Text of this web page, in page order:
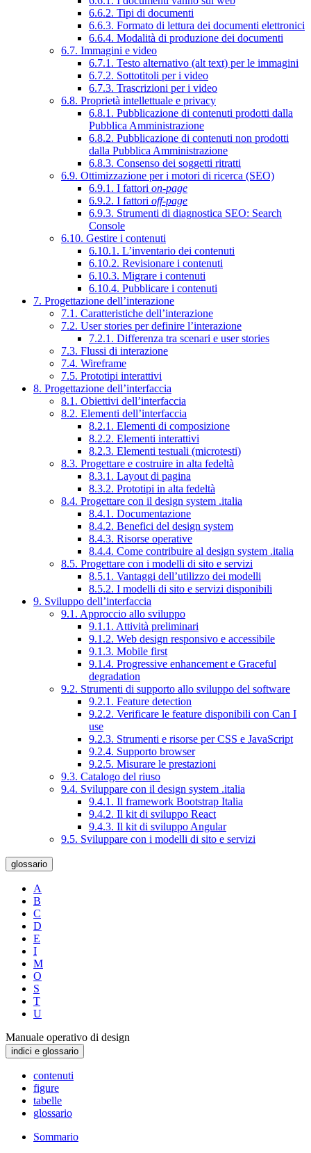
6.6.2. Tipi di documenti
6.6.3. Formato di lettura dei documenti elettronici
6.6.4. Modalità di produzione dei documenti
6.7. Immagini e video
6.7.1. Testo alternativo (alt text) per le immagini
6.7.2. Sottotitoli per i video
6.7.3. Trascrizioni per i video
6.8. Proprietà intellettuale e privacy
6.8.1. Pubblicazione di contenuti prodotti dalla
Pubblica Amministrazione
6.8.2. Pubblicazione di contenuti non prodotti
dalla Pubblica Amministrazione
6.8.3. Consenso dei soggetti ritratti
6.9. Ottimizzazione per i motori di ricerca (SEO)
6.9.1. I fattori on-page
6.9.2. I fattori off-page
6.9.3. Strumenti di diagnostica SEO: Search
Console
6.10. Gestire i contenuti
6.10.1. L’inventario dei contenuti
6.10.2. Revisionare i contenuti
6.10.3. Migrare i contenuti
6.10.4. Pubblicare i contenuti
7. Progettazione dell’interazione
7.1. Caratteristiche dell’interazione
7.2. User stories per definire l’interazione
7.2.1. Differenza tra scenari e user stories
7.3. Flussi di interazione
7.4. Wireframe
7.5. Prototipi interattivi
8. Progettazione dell’interfaccia
8.1. Obiettivi dell’interfaccia
8.2. Elementi dell’interfaccia
8.2.1. Elementi di composizione
8.2.2. Elementi interattivi
8.2.3. Elementi testuali (microtesti)
8.3. Progettare e costruire in alta fedeltà
8.3.1. Layout di pagina
8.3.2. Prototipi in alta fedeltà
8.4. Progettare con il design system .italia
8.4.1. Documentazione
8.4.2. Benefici del design system
8.4.3. Risorse operative
8.4.4. Come contribuire al design system .italia
8.5. Progettare con i modelli di sito e servizi
8.5.1. Vantaggi dell’utilizzo dei modelli
8.5.2. I modelli di sito e servizi disponibili
9. Sviluppo dell’interfaccia
9.1. Approccio allo sviluppo
9.1.1. Attività preliminari
9.1.2. Web design responsivo e accessibile
9.1.3. Mobile first
9.1.4. Progressive enhancement e Graceful
degradation
9.2. Strumenti di supporto allo sviluppo del software
9.2.1. Feature detection
9.2.2. Verificare le feature disponibili con Can I
use
9.2.3. Strumenti e risorse per CSS e JavaScript
9.2.4. Supporto browser
9.2.5. Misurare le prestazioni
9.3. Catalogo del riuso
9.4. Sviluppare con il design system .italia
9.4.1. Il framework Bootstrap Italia
9.4.2. Il kit di sviluppo React
9.4.3. Il kit di sviluppo Angular
9.5. Sviluppare con i modelli di sito e servizi
glossario
A
B
C
D
E
I
M
O
S
T
U
Manuale operativo di design
indici e glossario
contenuti
figure
tabelle
glossario
Sommario